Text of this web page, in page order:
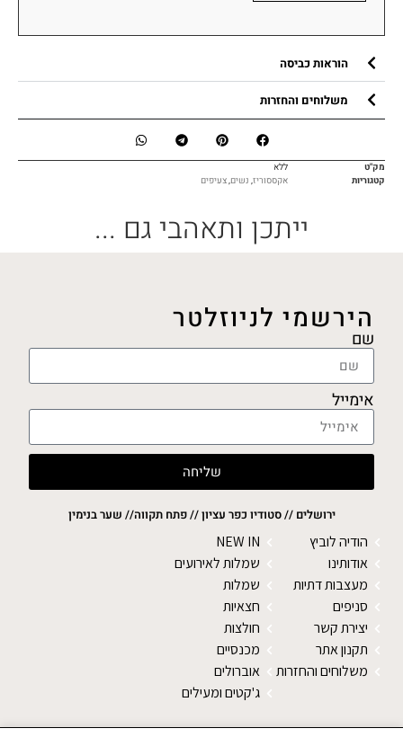
הוראות כביסה
משלוחים והחזרות
מק"ט
ללא
קטגוריות
אקססוריז, נשים,צעיפים
ייתכן ותאהבי גם ...
הירשמי לניוזלטר
שם
אימייל
שליחה
ירושלים // סטודיו כפר עציון // פתח תקווה// שער בנימין
הודיה לוביץ
אודותינו
מעצבות דתיות
סניפים
יצירת קשר
תקנון אתר
משלוחים והחזרות
NEW IN
שמלות לאירועים
שמלות
חצאיות
חולצות
מכנסיים
אוברולים
ג'קטים ומעילים
SALE